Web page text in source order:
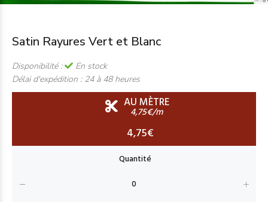
Satin Rayures Vert et Blanc
Disponibilité :
En stock
Délai d'expédition : 24 à 48 heures
AU MÈTRE
4,75€/m
4,75€